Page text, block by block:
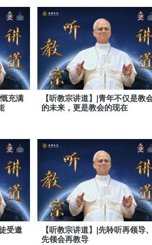
充满
【听教宗讲道】|青年不仅是教
的未来，更是教会的现在
受邀
【听教宗讲道】|先聆听再领导
先领会再教导